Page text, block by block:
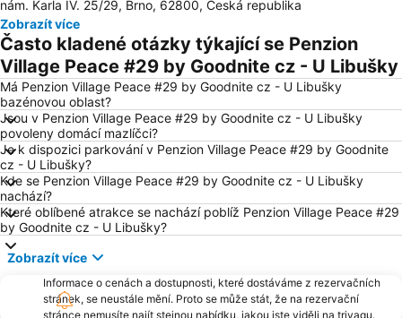
Letiště Brno
Lednice
SKI areál Olešnice
Mikulov - muzeum a zámek
Hrad Špilberk
Staré Brno
Janáčkovo divadlo
Zoo Brno
Propast Macocha
Pivovar Černá Hora
Svobodná republika Kraví hora Bořetice
ZOO park a Dinopark Vyškov
Kyjov
Aquapark Kohoutovice
Masarykovo náměstí
Ubytování v Moravském krasu Baldovec
Ski Park Stupava
Westernové městečko Boskovice
Vinné sklepy Pavlovice
Vila Tugendhat
Galerie Vaňkovka Brno
nám. Karla IV. 25/29, Brno, 62800, Česká republika
Zobrazít více
Často kladené otázky týkající se Penzion
Village Peace #29 by Goodnite cz - U Libušky
Má Penzion Village Peace #29 by Goodnite cz - U Libušky
bazénovou oblast?
Jsou v Penzion Village Peace #29 by Goodnite cz - U Libušky
povoleny domácí mazlíčci?
Je k dispozici parkování v Penzion Village Peace #29 by Goodnite
cz - U Libušky?
Kde se Penzion Village Peace #29 by Goodnite cz - U Libušky
nachází?
Které oblíbené atrakce se nachází poblíž Penzion Village Peace #29
by Goodnite cz - U Libušky?
Zobrazít více
Informace o cenách a dostupnosti, které dostáváme z rezervačních
stránek, se neustále mění. Proto se může stát, že na rezervační
stránce nemusíte najít stejnou nabídku, jakou jste viděli na trivagu.